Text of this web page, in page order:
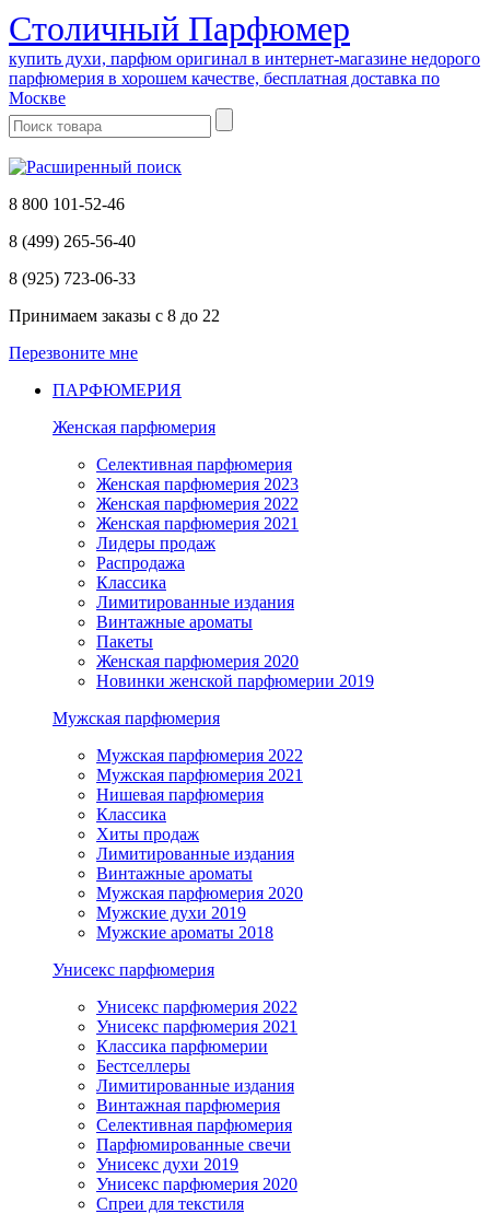
Cтоличный Парфюмер
купить духи, парфюм оригинал в интернет-магазине недорого
парфюмерия в хорошем качестве, бесплатная доставка по
Москве
8 800 101-52-46
8 (499) 265-56-40
8 (925) 723-06-33
Принимаем заказы с 8 до 22
Перезвоните мне
ПАРФЮМЕРИЯ
Женская парфюмерия
Селективная парфюмерия
Женская парфюмерия 2023
Женская парфюмерия 2022
Женская парфюмерия 2021
Лидеры продаж
Распродажа
Классика
Лимитированные издания
Винтажные ароматы
Пакеты
Женская парфюмерия 2020
Новинки женской парфюмерии 2019
Мужская парфюмерия
Мужская парфюмерия 2022
Мужская парфюмерия 2021
Нишевая парфюмерия
Классика
Хиты продаж
Лимитированные издания
Винтажные ароматы
Мужская парфюмерия 2020
Мужские духи 2019
Мужские ароматы 2018
Унисекс парфюмерия
Унисекс парфюмерия 2022
Унисекс парфюмерия 2021
Классика парфюмерии
Бестселлеры
Лимитированные издания
Винтажная парфюмерия
Селективная парфюмерия
Парфюмированные свечи
Унисекс духи 2019
Унисекс парфюмерия 2020
Спреи для текстиля